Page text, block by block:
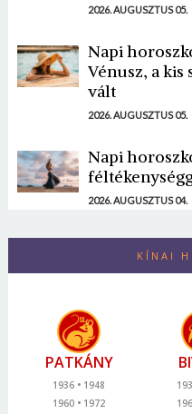
2026. AUGUSZTUS 05.
Napi
Vénusz, a kis
vált
2026. AUGUSZTUS 05.
Napi
2026. AUGUSZTUS 04.
KÍNAI
PATKÁNY
1936
1948
1960
1972